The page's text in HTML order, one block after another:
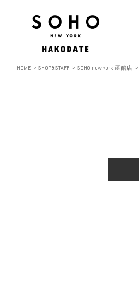
HOME SHOP&STAFF SOHO new york 函館店